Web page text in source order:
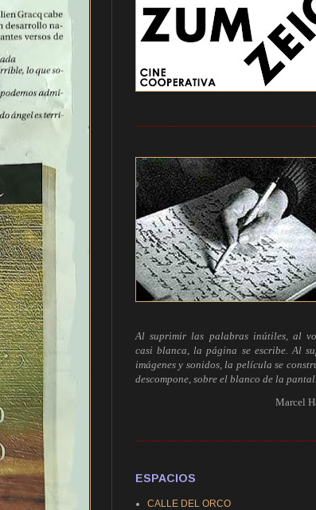
Al suprimir las palabras inútiles, al
casi blanca, la página se escribe. Al
imágenes y sonidos, la película se
descompone, sobre el blanco de la
Marcel
ESPACIOS
CALLE DEL ORCO